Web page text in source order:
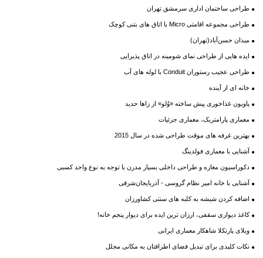
طراحی ساختمان اداری سرمشق تهران
طراحی مجموعه اقامتی Micro با اتاق های بتنی کوچک
میدان حسن‌آباد(تهران)
ایده هایی از طراحی نمای شومینه در اتاق پذیرایی
طراحی عجیب رستوران Conduit با لوله های آب
خانه ای از آینده
پاویون غذاخوری پیش ساخته «وُلو» از زاها حدید
معماری پارامتریک، معماری جزئیات
بهترین غرفه های موقت طراحی شده در سال 2015
آشنایی با معماری فولدینگ
دکوراسیون مغازه و طراحی داخلی بسیار مدرن با توجه به نوع واحد کسبی
آشنایی با خانه امیر نظام گروسی - آذربایجان‌شرقی
اضافه کردن شیشه به کلبه های سنتی کشاورزان
کاغذ دیواری سقفی، ارزان ترین ایده برای دیوار پنجم خانه!
ویلای پارتکلا شاهکار معماری ایرانی
نکات کلیدی برای تبدیل فضای اطرافتان به مکانی مجلل